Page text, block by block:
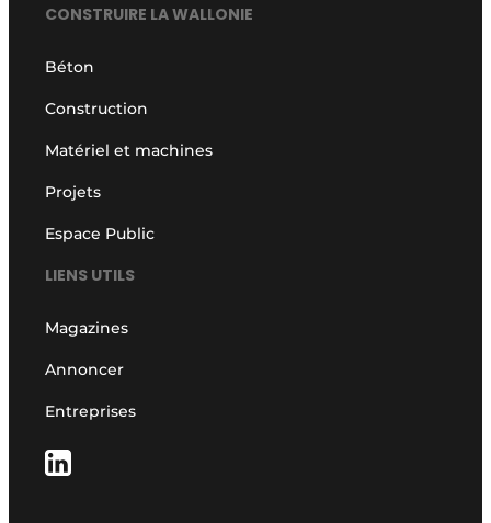
CONSTRUIRE LA WALLONIE
Béton
Construction
Matériel et machines
Projets
Espace Public
LIENS UTILS
Magazines
Annoncer
Entreprises